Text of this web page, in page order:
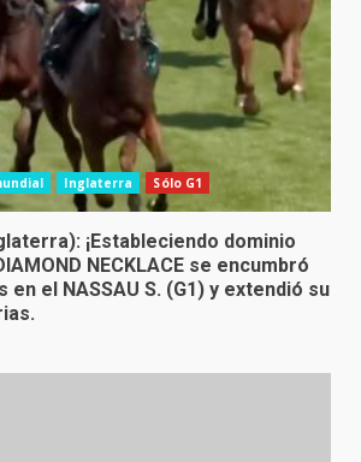
Inglaterra Sólo G1
¡Estableciendo dominio
NECKLACE se encumbró
en el NASSAU S. (G1) y extendió su